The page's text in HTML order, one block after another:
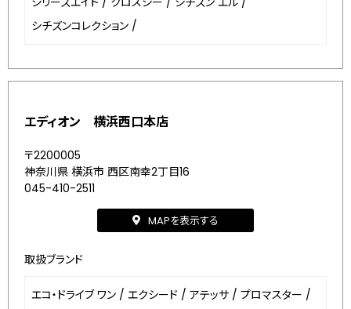
シチズンコレクション /
エディオン 横浜西口本店
〒2200005
神奈川県 横浜市 西区南幸2丁目16
045-410-2511
MAPを表示する
取扱ブランド
エコ・ドライブ ワン / エクシード / アテッサ / プロマスター /